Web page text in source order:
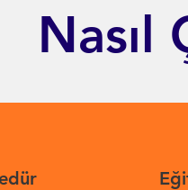
Nasıl